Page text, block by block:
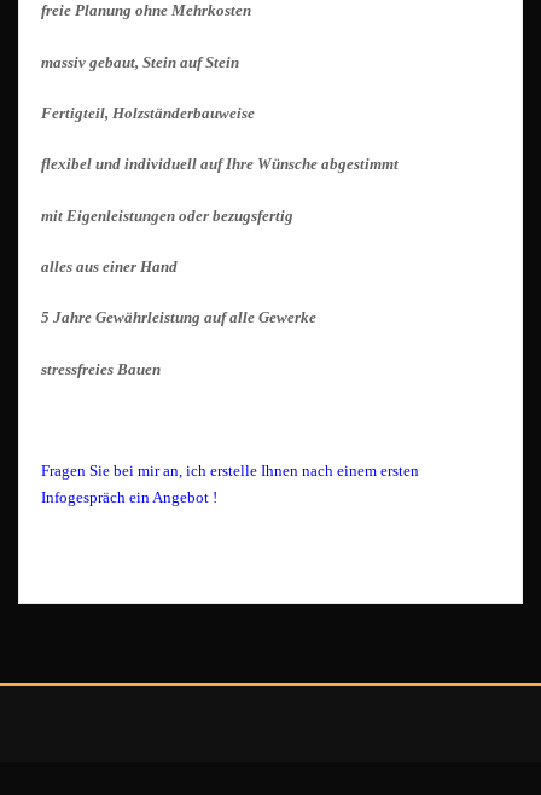
freie Planung ohne Mehrkosten
massiv gebaut, Stein auf Stein
Fertigteil, Holzständerbauweise
flexibel und individuell auf Ihre Wünsche abgestimmt
mit Eigenleistungen oder bezugsfertig
alles aus einer Hand
5 Jahre Gewährleistung auf alle Gewerke
stressfreies Bauen
Fragen Sie bei mir an, ich erstelle Ihnen nach einem ersten
Infogespräch ein Angebot !